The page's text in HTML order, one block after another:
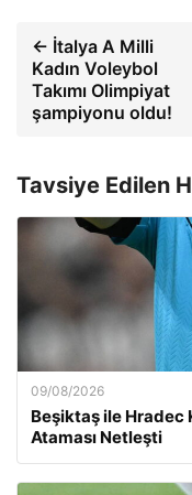
← İtalya A Milli
Kadın Voleybol
Takımı Olimpiyat
şampiyonu oldu!
Tavsiye Edilen
09/08/2026
Beşiktaş ile Hradec
Ataması Netleşti